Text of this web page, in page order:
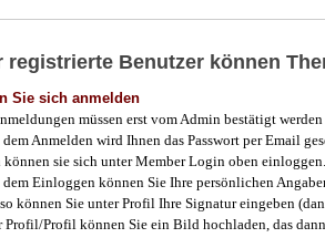
registrierte Benutzer können
Sie sich anmelden
müssen erst vom Admin bestätigt werden
dem Anmelden wird Ihnen das Passwort per Email
können sie sich unter Member Login oben einloggen.
dem Einloggen können Sie Ihre persönlichen
können Sie unter Profil Ihre Signatur eingeben
Profil/Profil können Sie ein Bild hochladen, das